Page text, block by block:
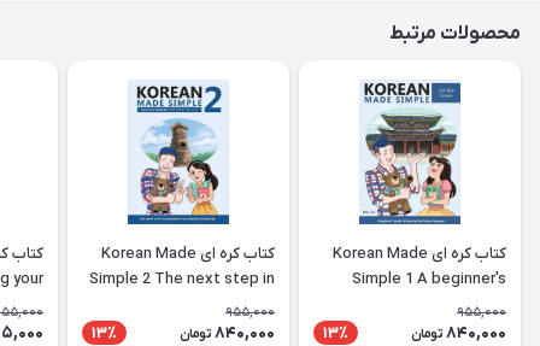
محصولات مرتبط
کتاب کره ای Korean Made
Simple 1 A beginner's
guide to learning the
Korean language
955,000
840,000 تومان 13٪
کتاب کره ای Korean Made
Simple 2 The next step in
learning the Korean
language
955,000
840,000 تومان 13٪
your
the